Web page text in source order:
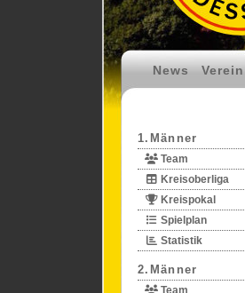
News Verein
1.Männer
Team
Kreisoberliga
Kreispokal
Spielplan
Statistik
2.Männer
Team